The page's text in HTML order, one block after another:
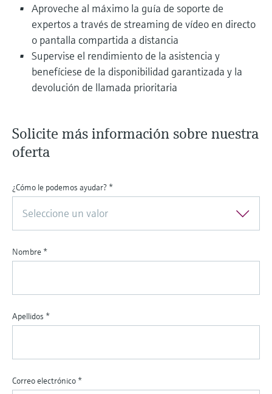
Aproveche al máximo la guía de soporte de
expertos a través de streaming de vídeo en directo
o pantalla compartida a distancia
Supervise el rendimiento de la asistencia y
benefíciese de la disponibilidad garantizada y la
devolución de llamada prioritaria
Solicite más información sobre nuestra
oferta
¿Cómo le podemos ayudar? *
Seleccione un valor
Nombre *
Apellidos *
Correo electrónico *